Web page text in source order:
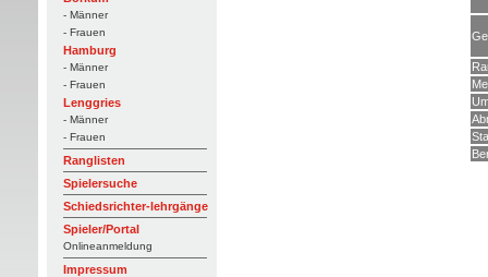
- Männer
- Frauen
Hamburg
- Männer
- Frauen
Lenggries
- Männer
- Frauen
Ranglisten
Spielersuche
Schiedsrichter-lehrgänge
Spieler/Portal
Onlineanmeldung
Impressum